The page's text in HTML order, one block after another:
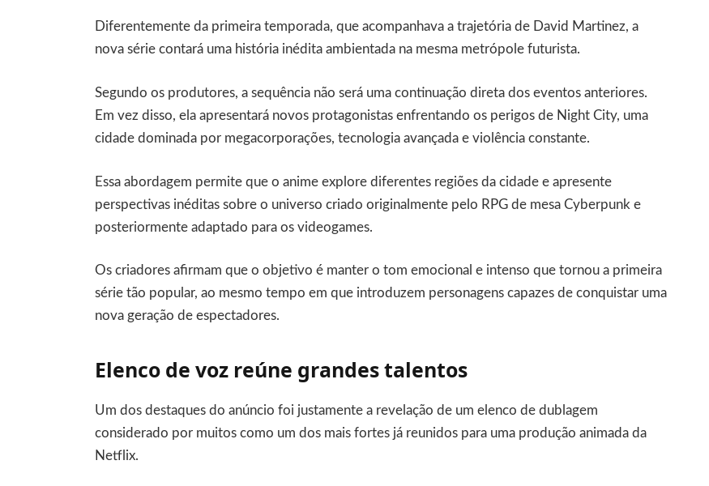
Diferentemente da primeira temporada, que acompanhava a trajetória de David Martinez, a
nova série contará uma história inédita ambientada na mesma metrópole futurista.
Segundo os produtores, a sequência não será uma continuação direta dos eventos anteriores.
Em vez disso, ela apresentará novos protagonistas enfrentando os perigos de Night City, uma
cidade dominada por megacorporações, tecnologia avançada e violência constante.
Essa abordagem permite que o anime explore diferentes regiões da cidade e apresente
perspectivas inéditas sobre o universo criado originalmente pelo RPG de mesa Cyberpunk e
posteriormente adaptado para os videogames.
Os criadores afirmam que o objetivo é manter o tom emocional e intenso que tornou a primeira
série tão popular, ao mesmo tempo em que introduzem personagens capazes de conquistar uma
nova geração de espectadores.
Elenco de voz reúne grandes talentos
Um dos destaques do anúncio foi justamente a revelação de um elenco de dublagem
considerado por muitos como um dos mais fortes já reunidos para uma produção animada da
Netflix.